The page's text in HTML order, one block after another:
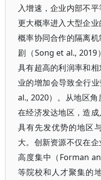
入增速，企业内部不
更大概率进入大型企
概率协同合作的隔离
剧（Song et al., 2019
具有超高的利润率和
业的增加会导致全行
al., 2020）。从地区
在经济发达地区，造成
具有先发优势的地区
大。创新资源不仅在
高度集中（Forman
等院校和人才聚集的